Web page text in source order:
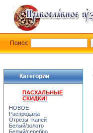
Категории
ПАСХАЛЬНЫЕ
СКИДКИ!
НОВОЕ
Распродажа
Отрезы тканей
Белый/золото
Белый/серебро
Поиск: